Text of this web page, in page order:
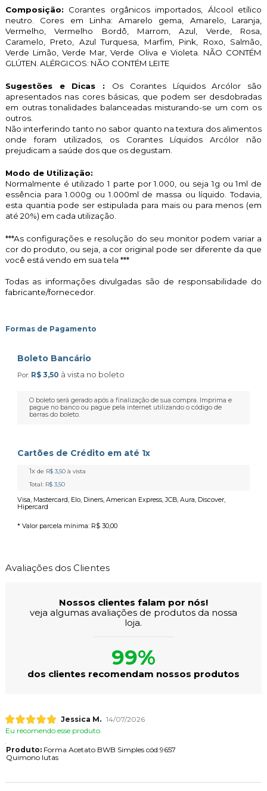
Composição: Corantes orgânicos importados, Álcool etílico
neutro. Cores em Linha: Amarelo gema, Amarelo, Laranja,
Vermelho, Vermelho Bordô, Marrom, Azul, Verde, Rosa,
Caramelo, Preto, Azul Turquesa, Marfim, Pink, Roxo, Salmão,
Verde Limão, Verde Mar, Verde Oliva e Violeta. NÃO CONTÉM
GLÚTEN. ALÉRGICOS: NÃO CONTÉM LEITE
Sugestões e Dicas : Os Corantes Líquidos Arcólor são
apresentados nas cores básicas, que podem ser desdobradas
em outras tonalidades balanceadas misturando-se um com os
outros.
Não interferindo tanto no sabor quanto na textura dos alimentos
onde foram utilizados, os Corantes Líquidos Arcólor não
prejudicam a saúde dos que os degustam.
Modo de Utilização:
Normalmente é utilizado 1 parte por 1.000, ou seja 1g ou 1ml de
essência para 1.000g ou 1.000ml de massa ou líquido. Todavia,
esta quantia pode ser estipulada para mais ou para menos (em
até 20%) em cada utilização.
***As configurações e resolução do seu monitor podem variar a
cor do produto, ou seja, a cor original pode ser diferente da que
você está vendo em sua tela ***
Todas as informações divulgadas são de responsabilidade do
fabricante/fornecedor.
Formas de Pagamento
Boleto Bancário
Por: R$ 3,50 à vista no boleto
O boleto será gerado após a finalização de sua compra. Imprima e
pague no banco ou pague pela internet utilizando o código de
barras do boleto.
Cartões de Crédito em até 1x
1x de R$ 3,50 à vista
Total: R$ 3,50
Visa, Mastercard, Elo, Diners, American Express, JCB, Aura, Discover,
Hipercard
* Valor parcela mínima: R$ 30,00
Avaliações dos Clientes
Nossos clientes falam por nós!
veja algumas avaliações de produtos da nossa
loja.
99%
dos clientes recomendam nossos produtos
Jessica M. 14/07/2026
Eu recomendo esse produto.
Produto:Forma Acetato BWB Simples cód.9657
Quimono lutas